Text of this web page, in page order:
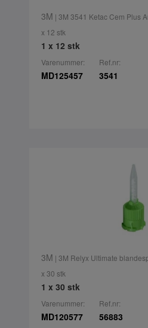
3M | 3M 3541 Ketac Cem Plus
x 12 stk
1 x 12 stk
Varenummer:
MD125457
Ref.nr:
3541
3M | 3M Relyx Ultimate
x 30 stk
1 x 30 stk
Varenummer:
MD120577
Ref.nr:
56883